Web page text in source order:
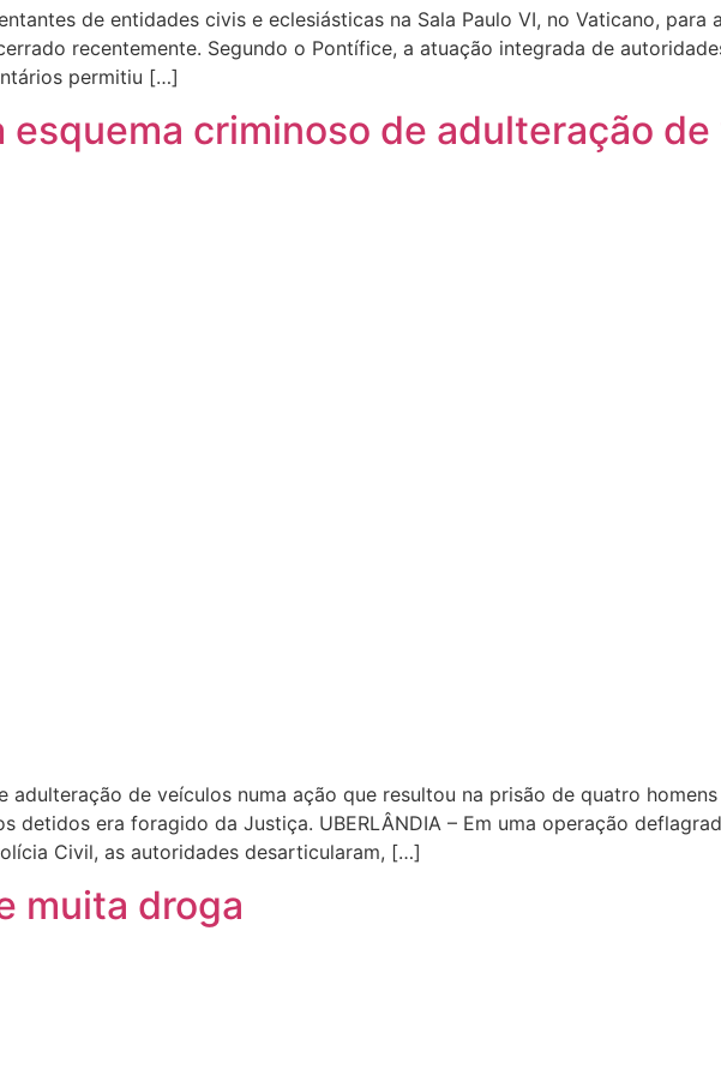
de entidades civis e eclesiásticas na Sala Paulo VI, no Vaticano, para
recentemente. Segundo o Pontífice, a atuação integrada de
permitiu […]
criminoso de adulteração
de veículos numa ação que resultou na prisão de quatro
detidos era foragido da Justiça. UBERLÂNDIA – Em uma operação
Civil, as autoridades desarticularam, […]
muita droga